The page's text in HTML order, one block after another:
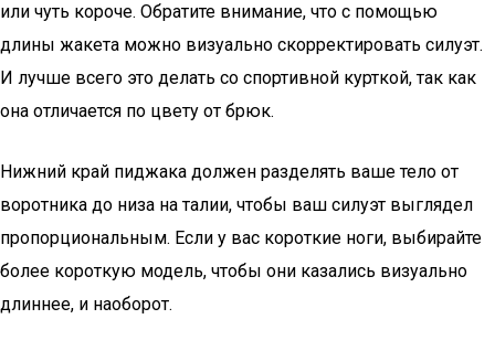
или чуть короче. Обратите внимание, что с помощью
длины жакета можно визуально скорректировать силуэт.
И лучше всего это делать со спортивной курткой, так как
она отличается по цвету от брюк.
Нижний край пиджака должен разделять ваше тело от
воротника до низа на талии, чтобы ваш силуэт выглядел
пропорциональным. Если у вас короткие ноги, выбирайте
более короткую модель, чтобы они казались визуально
длиннее, и наоборот.